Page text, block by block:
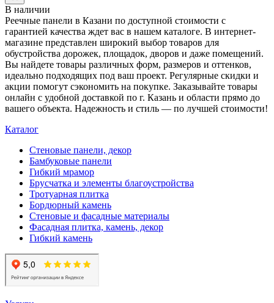
В наличии
Реечные панели в Казани по доступной стоимости с
гарантией качества ждет вас в нашем каталоге. В интернет-
магазине представлен широкий выбор товаров для
обустройства дорожек, площадок, дворов и даже помещений.
Вы найдете товары различных форм, размеров и оттенков,
идеально подходящих под ваш проект. Регулярные скидки и
акции помогут сэкономить на покупке. Заказывайте товары
онлайн с удобной доставкой по г. Казань и области прямо до
вашего объекта. Надежность и стиль — по лучшей стоимости!
Каталог
Стеновые панели, декор
Бамбуковые панели
Гибкий мрамор
Брусчатка и элементы благоустройства
Тротуарная плитка
Бордюрный камень
Стеновые и фасадные материалы
Фасадная плитка, камень, декор
Гибкий камень